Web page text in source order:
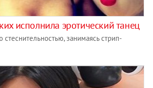
исполнила эротический танец
стеснительностью, занимаясь стрип-